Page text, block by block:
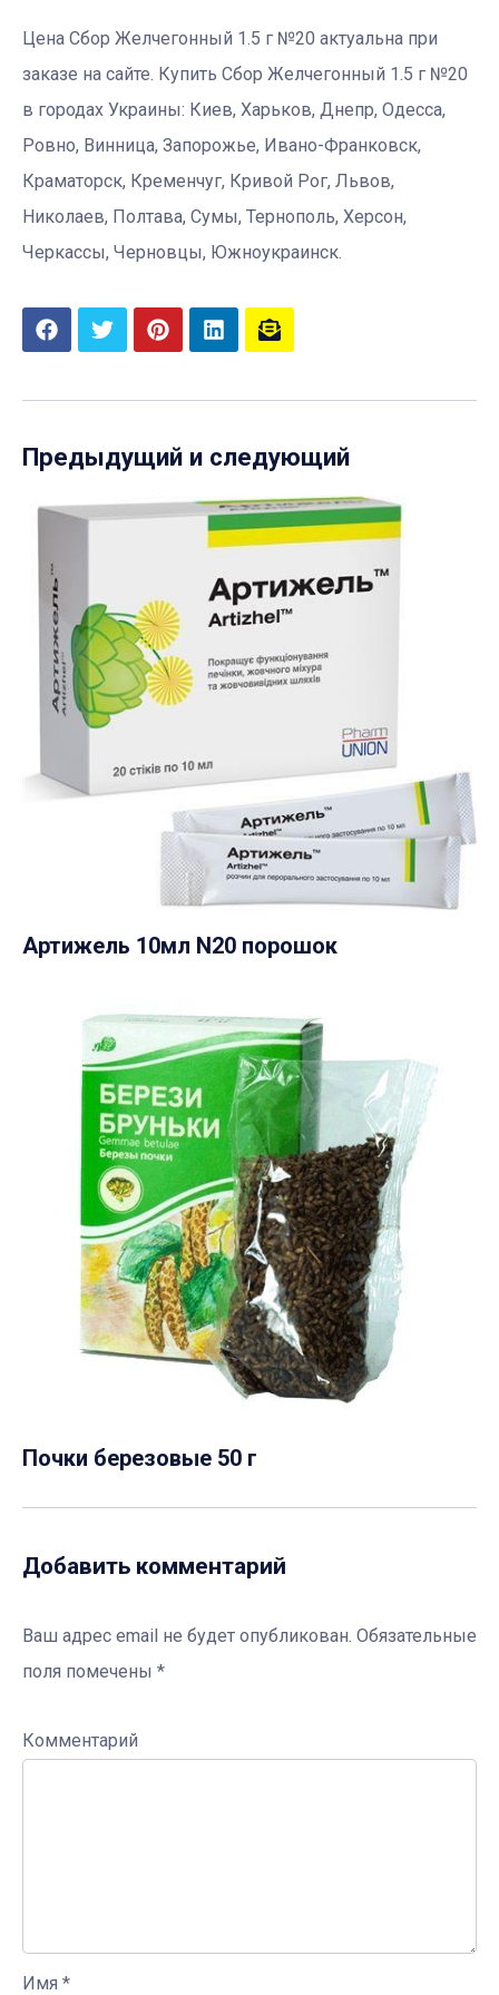
Цена Сбор Желчегонный 1.5 г №20 актуальна при
заказе на сайте. Купить Сбор Желчегонный 1.5 г №20
в городах Украины: Киев, Харьков, Днепр, Одесса,
Ровно, Винница, Запорожье, Ивано-Франковск,
Краматорск, Кременчуг, Кривой Рог, Львов,
Николаев, Полтава, Сумы, Тернополь, Херсон,
Черкассы, Черновцы, Южноукраинск.
Предыдущий и следующий
Артижель 10мл N20 порошок
Почки березовые 50 г
Добавить комментарий
Ваш адрес email не будет опубликован. Обязательные
поля помечены *
Комментарий
Имя *